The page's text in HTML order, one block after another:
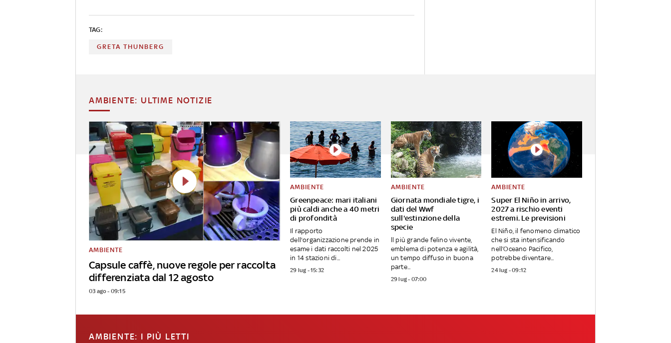
TAG:
GRETA THUNBERG
AMBIENTE: ULTIME NOTIZIE
Capsule caffè, nuove regole per raccolta
differenziata dal 12 agosto
AMBIENTE
03 ago - 09:15
Greenpeace: mari italiani
più caldi anche a 40 metri
di profondità
AMBIENTE
Il rapporto
dell'organizzazione prende in
esame i dati raccolti nel 2025
in 14 stazioni di...
29 lug - 15:32
Giornata mondiale tigre, i
dati del Wwf
sull'estinzione della
specie
AMBIENTE
ll più grande felino vivente,
emblema di potenza e agilità,
un tempo diffuso in buona
parte...
29 lug - 07:00
Super El Niño in arrivo,
2027 a rischio eventi
estremi. Le previsioni
AMBIENTE
El Niño, il fenomeno climatico
che si sta intensificando
nell’Oceano Pacifico,
potrebbe diventare...
24 lug - 09:12
AMBIENTE: I PIÙ LETTI